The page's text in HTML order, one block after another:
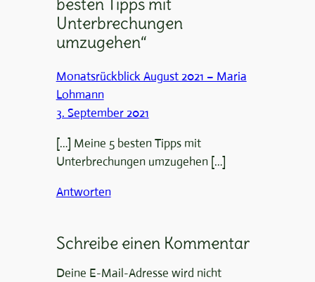
Unterbrechungen
umzugehen“
Monatsrückblick August 2021 – Maria
Lohmann
3. September 2021
[…] Meine 5 besten Tipps mit
Unterbrechungen umzugehen […]
Antworten
Schreibe einen Kommentar
Deine E-Mail-Adresse wird nicht